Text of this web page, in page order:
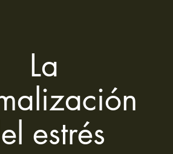
La
estrés